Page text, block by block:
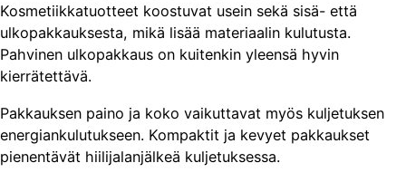
Kosmetiikkatuotteet koostuvat usein sekä sisä- että
ulkopakkauksesta, mikä lisää materiaalin kulutusta.
Pahvinen ulkopakkaus on kuitenkin yleensä hyvin
kierrätettävä.
Pakkauksen paino ja koko vaikuttavat myös kuljetuksen
energiankulutukseen. Kompaktit ja kevyet pakkaukset
pienentävät hiilijalanjälkeä kuljetuksessa.